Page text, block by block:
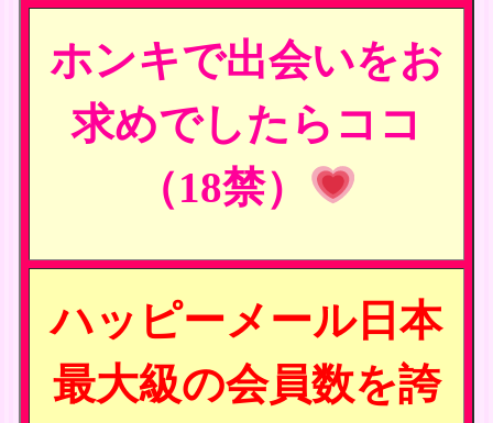
ホンキで出会いをお
求めでしたらココ
（18禁）
ハッピーメール日本
最大級の会員数を誇